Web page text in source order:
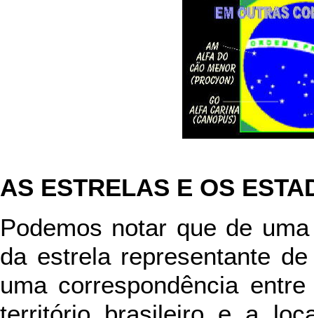
AS ESTRELAS E OS
Podemos notar que de
da estrela representante
uma correspondência